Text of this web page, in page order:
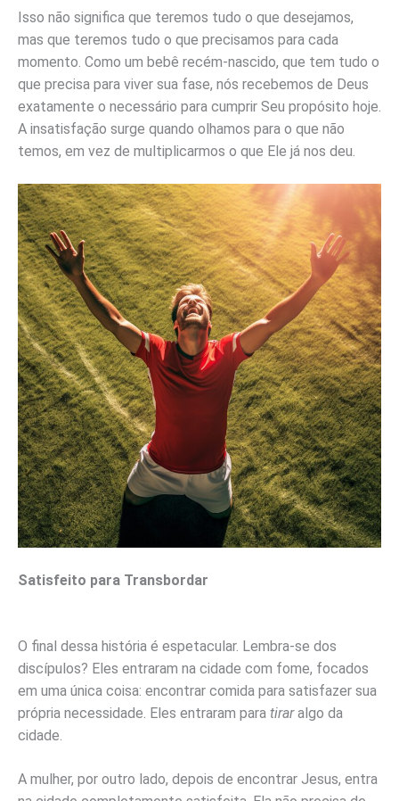
Isso não significa que teremos tudo o que desejamos,
mas que teremos tudo o que precisamos para cada
momento. Como um bebê recém-nascido, que tem tudo o
que precisa para viver sua fase, nós recebemos de Deus
exatamente o necessário para cumprir Seu propósito hoje.
A insatisfação surge quando olhamos para o que não
temos, em vez de multiplicarmos o que Ele já nos deu.
Satisfeito para Transbordar
O final dessa história é espetacular. Lembra-se dos
discípulos? Eles entraram na cidade com fome, focados
em uma única coisa: encontrar comida para satisfazer sua
própria necessidade. Eles entraram para tiraralgo da
cidade.
A mulher, por outro lado, depois de encontrar Jesus, entra